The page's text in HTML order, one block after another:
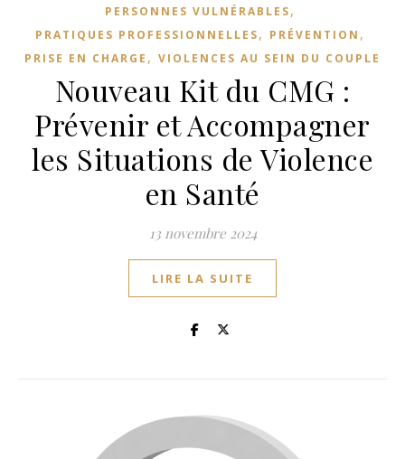
PERSONNES VULNÉRABLES,
PRATIQUES PROFESSIONNELLES, PRÉVENTION ,
PRISE EN CHARGE , VIOLENCES AU SEIN DU COUPLE
Nouveau Kit du CMG :
Prévenir et Accompagner
les Situations de Violence
en Santé
13 novembre 2024
LIRE LA SUITE